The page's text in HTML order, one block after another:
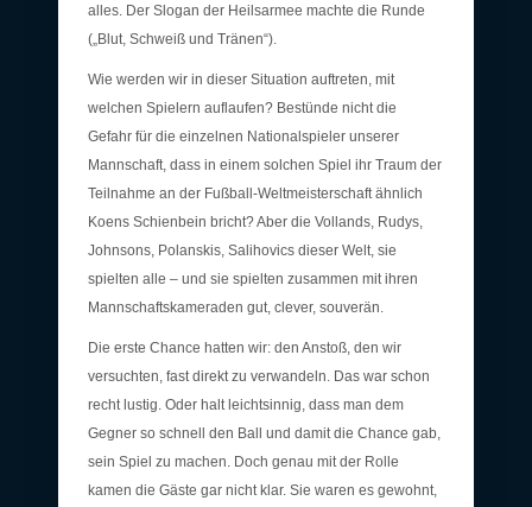
alles. Der Slogan der Heilsarmee machte die Runde
(„Blut, Schweiß und Tränen“).
Wie werden wir in dieser Situation auftreten, mit
welchen Spielern auflaufen? Bestünde nicht die
Gefahr für die einzelnen Nationalspieler unserer
Mannschaft, dass in einem solchen Spiel ihr Traum der
Teilnahme an der Fußball-Weltmeisterschaft ähnlich
Koens Schienbein bricht? Aber die Vollands, Rudys,
Johnsons, Polanskis, Salihovics dieser Welt, sie
spielten alle – und sie spielten zusammen mit ihren
Mannschaftskameraden gut, clever, souverän.
Die erste Chance hatten wir: den Anstoß, den wir
versuchten, fast direkt zu verwandeln. Das war schon
recht lustig. Oder halt leichtsinnig, dass man dem
Gegner so schnell den Ball und damit die Chance gab,
sein Spiel zu machen. Doch genau mit der Rolle
kamen die Gäste gar nicht klar. Sie waren es gewohnt,